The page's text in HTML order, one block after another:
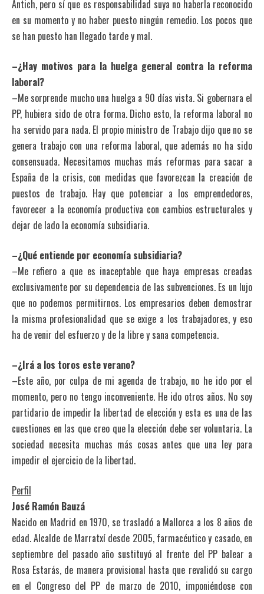
Antich, pero sí que es responsabilidad suya no haberla reconocido
en su momento y no haber puesto ningún remedio. Los pocos que
se han puesto han llegado tarde y mal.
–¿Hay motivos para la huelga general contra la reforma
laboral?
–Me sorprende mucho una huelga a 90 días vista. Si gobernara el
PP, hubiera sido de otra forma. Dicho esto, la reforma laboral no
ha servido para nada. El propio ministro de Trabajo dijo que no se
genera trabajo con una reforma laboral, que además no ha sido
consensuada. Necesitamos muchas más reformas para sacar a
España de la crisis, con medidas que favorezcan la creación de
puestos de trabajo. Hay que potenciar a los emprendedores,
favorecer a la economía productiva con cambios estructurales y
dejar de lado la economía subsidiaria.
–¿Qué entiende por economía subsidiaria?
–Me refiero a que es inaceptable que haya empresas creadas
exclusivamente por su dependencia de las subvenciones. Es un lujo
que no podemos permitirnos. Los empresarios deben demostrar
la misma profesionalidad que se exige a los trabajadores, y eso
ha de venir del esfuerzo y de la libre y sana competencia.
–¿Irá a los toros este verano?
–Este año, por culpa de mi agenda de trabajo, no he ido por el
momento, pero no tengo inconveniente. He ido otros años. No soy
partidario de impedir la libertad de elección y esta es una de las
cuestiones en las que creo que la elección debe ser voluntaria. La
sociedad necesita muchas más cosas antes que una ley para
impedir el ejercicio de la libertad.
Perfil
José Ramón Bauzá
Nacido en Madrid en 1970, se trasladó a Mallorca a los 8 años de
edad. Alcalde de Marratxí desde 2005, farmacéutico y casado, en
septiembre del pasado año sustituyó al frente del PP balear a
Rosa Estarás, de manera provisional hasta que revalidó su cargo
en el Congreso del PP de marzo de 2010, imponiéndose con